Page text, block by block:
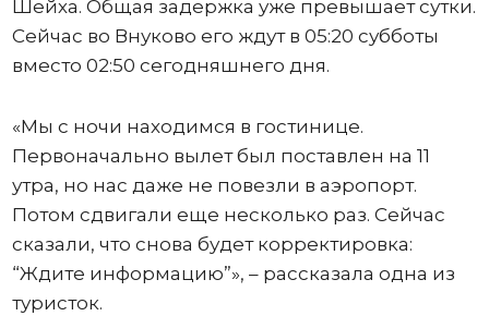
Шейха. Общая задержка уже превышает сутки.
Сейчас во Внуково его ждут в 05:20 субботы
вместо 02:50 сегодняшнего дня.
«Мы с ночи находимся в гостинице.
Первоначально вылет был поставлен на 11
утра, но нас даже не повезли в аэропорт.
Потом сдвигали еще несколько раз. Сейчас
сказали, что снова будет корректировка:
“Ждите информацию”», – рассказала одна из
туристок.